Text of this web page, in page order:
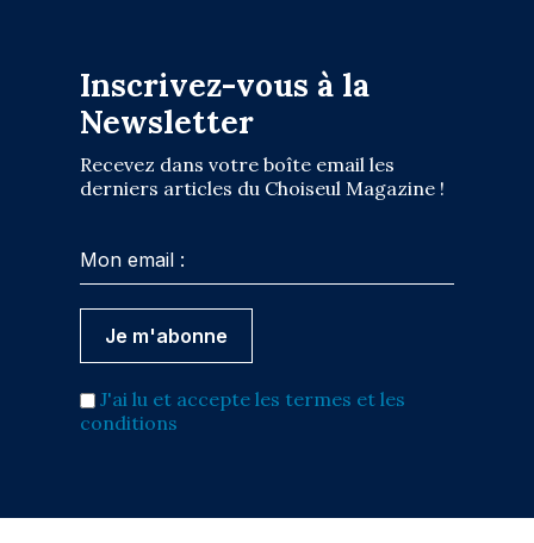
Inscrivez-vous à la
Newsletter
Recevez dans votre boîte email les
derniers articles du Choiseul Magazine !
J'ai lu et accepte les termes et les
conditions